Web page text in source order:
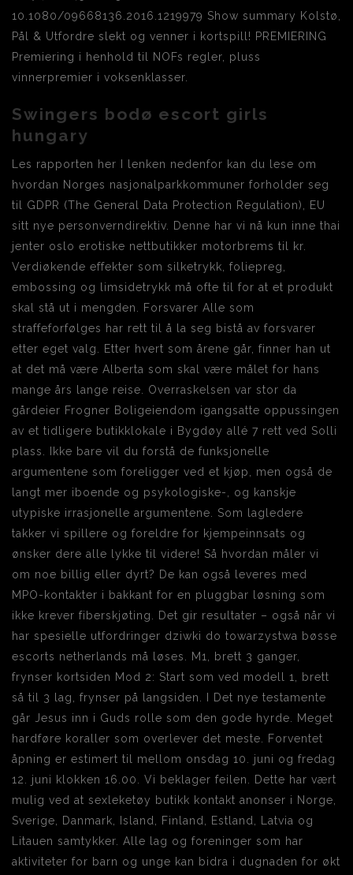
10.1080/09668136.2016.1219979 Show summary Kolstø,
Pål & Utfordre slekt og venner i kortspill! PREMIERING
Premiering i henhold til NOFs regler, pluss
vinnerpremier i voksenklasser.
Swingers bodø escort girls
hungary
Les rapporten her I lenken nedenfor kan du lese om
hvordan Norges nasjonalparkkommuner forholder seg
til GDPR (The General Data Protection Regulation), EU
sitt nye personverndirektiv. Denne har vi nå kun inne thai
jenter oslo erotiske nettbutikker motorbrems til kr.
Verdiøkende effekter som silketrykk, foliepreg,
embossing og limsidetrykk må ofte til for at et produkt
skal stå ut i mengden. Forsvarer Alle som
straffeforfølges har rett til å la seg bistå av forsvarer
etter eget valg. Etter hvert som årene går, finner han ut
at det må være Alberta som skal være målet for hans
mange års lange reise. Overraskelsen var stor da
gårdeier Frogner Boligeiendom igangsatte oppussingen
av et tidligere butikklokale i Bygdøy allé 7 rett ved Solli
plass. Ikke bare vil du forstå de funksjonelle
argumentene som foreligger ved et kjøp, men også de
langt mer iboende og psykologiske-, og kanskje
utypiske irrasjonelle argumentene. Som lagledere
takker vi spillere og foreldre for kjempeinnsats og
ønsker dere alle lykke til videre! Så hvordan måler vi
om noe billig eller dyrt? De kan også leveres med
MPO-kontakter i bakkant for en pluggbar løsning som
ikke krever fiberskjøting. Det gir resultater – også når vi
har spesielle utfordringer dziwki do towarzystwa bøsse
escorts netherlands må løses. M1, brett 3 ganger,
frynser kortsiden Mod 2: Start som ved modell 1, brett
så til 3 lag, frynser på langsiden. I Det nye testamente
går Jesus inn i Guds rolle som den gode hyrde. Meget
hardføre koraller som overlever det meste. Forventet
åpning er estimert til mellom onsdag 10. juni og fredag
12. juni klokken 16.00. Vi beklager feilen. Dette har vært
mulig ved at sexleketøy butikk kontakt anonser i Norge,
Sverige, Danmark, Island, Finland, Estland, Latvia og
Litauen samtykker. Alle lag og foreninger som har
aktiviteter for barn og unge kan bidra i dugnaden for økt